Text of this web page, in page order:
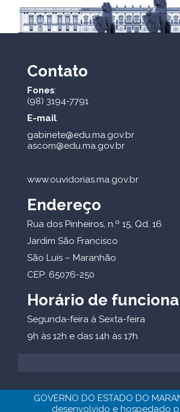
Contato
Fones:
(98) 3194-7791
E-mail:
gabinete@edu.ma.gov.br
ascom@edu.ma.gov.br
www.ouvidorias.ma.gov.br
Endereço
Rua dos Pinheiros, n.º 15, Qd. 16
Jardim São Francisco
São Luís – Maranhão
CEP: 65076-250
Horário de
Segunda-feira à Sexta-feira
9h às 12h e das 14h às 17h
GOVERNO DO ESTADO DO
desenvolvido e hospedado